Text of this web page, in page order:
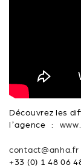
Découvrez les
l’agence :
contact@anha.fr
+33 (0) 1 48 06